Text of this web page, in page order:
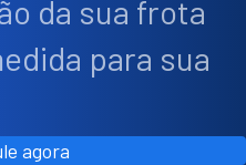
da sua frota
para sua
agora